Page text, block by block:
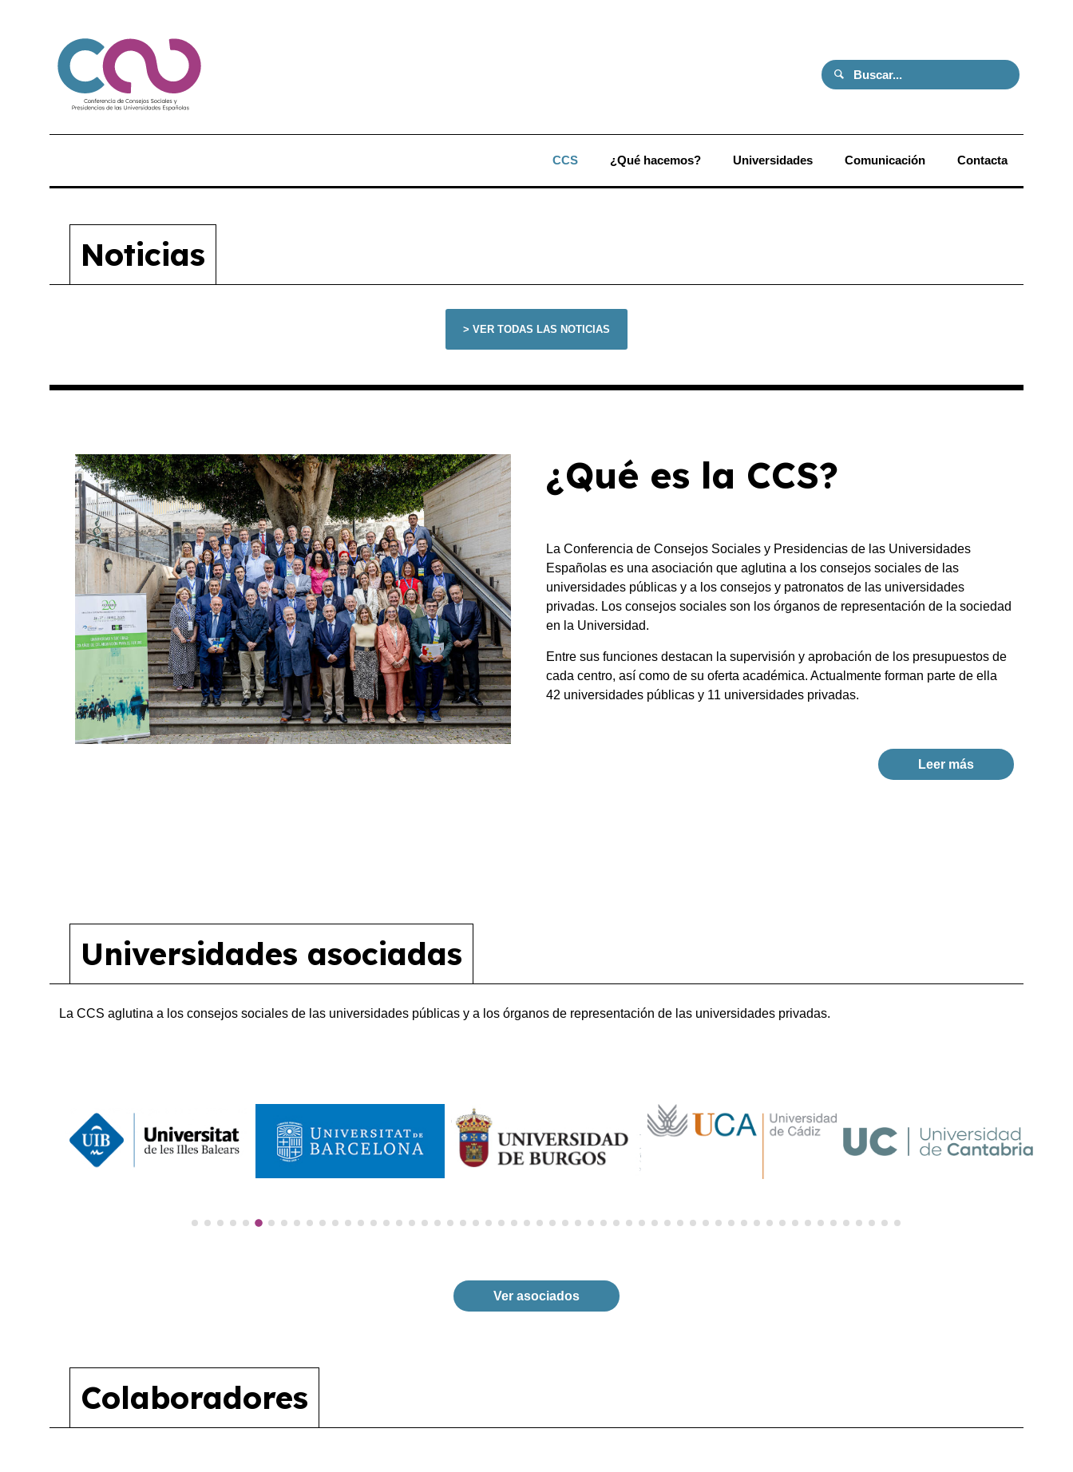
CCS ¿Qué hacemos? Universidades Comunicación Contacta
Noticias
> VER TODAS LAS NOTICIAS
¿Qué es la CCS?
La Conferencia de Consejos Sociales y Presidencias de las Universidades
Españolas es una asociación que aglutina a los consejos sociales de las
universidades públicas y a los consejos y patronatos de las universidades
privadas. Los consejos sociales son los órganos de representación de la sociedad
en la Universidad.
Entre sus funciones destacan la supervisión y aprobación de los presupuestos de
cada centro, así como de su oferta académica. Actualmente forman parte de ella
42 universidades públicas y 11 universidades privadas.
Leer más
Universidades asociadas
La CCS aglutina a los consejos sociales de las universidades públicas y a los órganos de representación de las universidades privadas.
Ver asociados
Colaboradores